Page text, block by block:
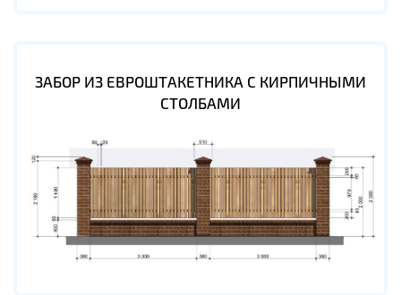
ЗАБОР ИЗ ЕВРОШТАКЕТНИКА С КИРПИЧНЫМИ
СТОЛБАМИ